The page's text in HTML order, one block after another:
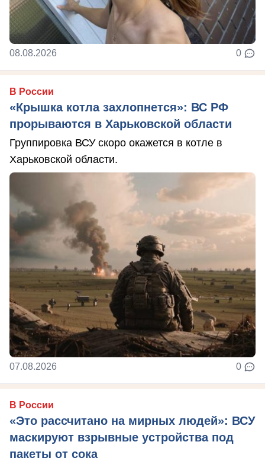
08.08.2026 0
В России
«Крышка котла захлопнется»: ВС РФ
прорываются в Харьковской области
Группировка ВСУ скоро окажется в котле в
Харьковской области.
07.08.2026 0
В России
«Это рассчитано на мирных людей»: ВСУ
маскируют взрывные устройства под
пакеты от сока